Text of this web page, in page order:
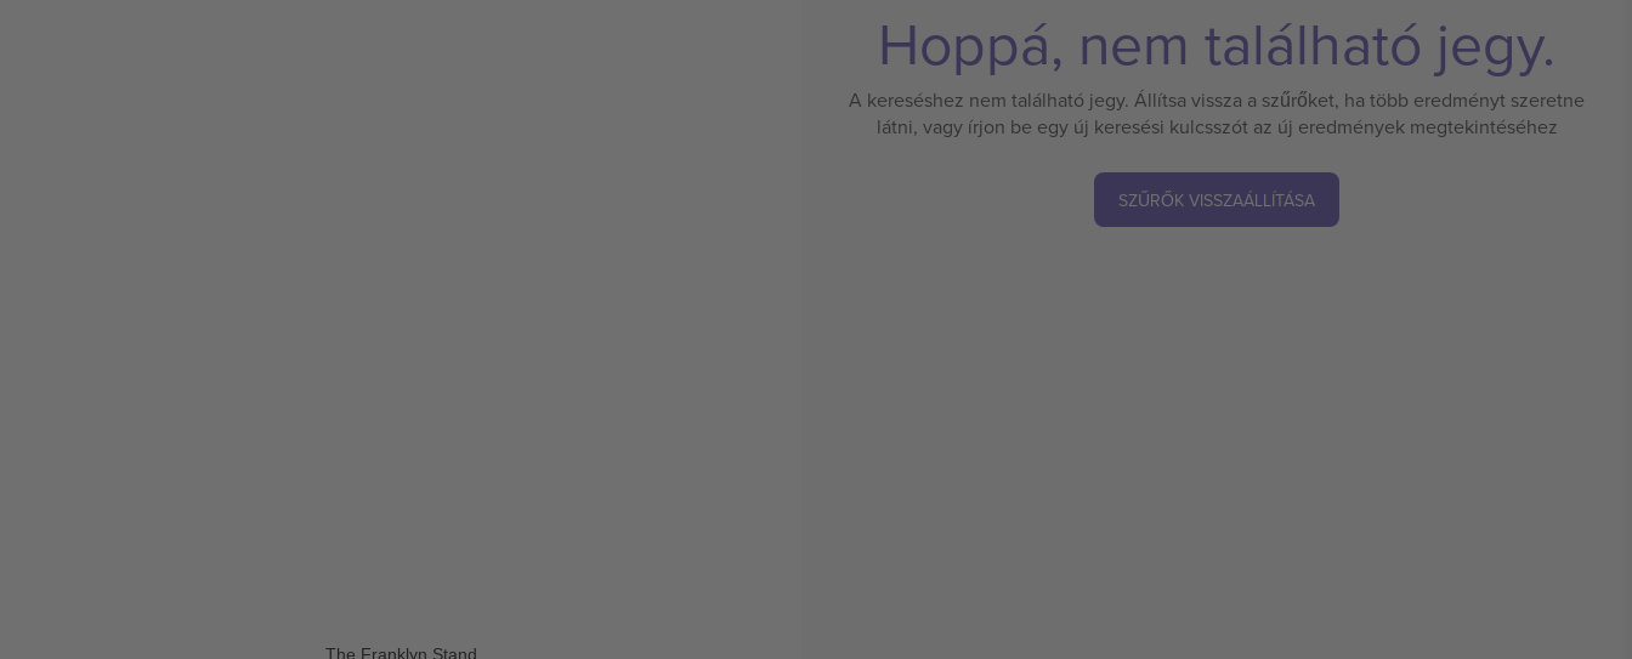
The Franklyn Stand
Hoppá, nem található jegy.
A kereséshez nem található jegy. Állítsa vissza a szűrőket, ha több eredményt szeretne
látni, vagy írjon be egy új keresési kulcsszót az új eredmények megtekintéséhez
SZŰRŐK VISSZAÁLLÍTÁSA